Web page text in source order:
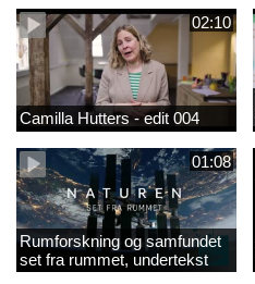
02:10
Camilla Hutters - edit 004
01:08
Rumforskning og samfundet
set fra rummet, undertekst